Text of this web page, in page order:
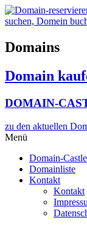
Zum
Inhalt
Domains
Domain
DOMAIN-
zu den aktuellen
Menü
Domain-
Domainliste
Kontakt
Kontakt